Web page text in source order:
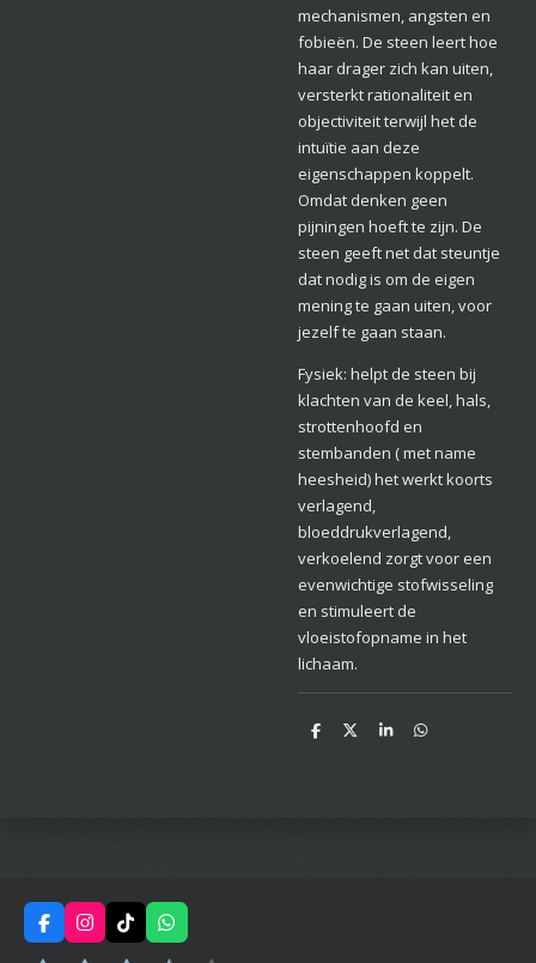
mechanismen, angsten en
fobieën. De steen leert hoe
haar drager zich kan uiten,
versterkt rationaliteit en
objectiviteit terwijl het de
intuïtie aan deze
eigenschappen koppelt.
Omdat denken geen
pijningen hoeft te zijn. De
steen geeft net dat steuntje
dat nodig is om de eigen
mening te gaan uiten, voor
jezelf te gaan staan.
Fysiek: helpt de steen bij
klachten van de keel, hals,
strottenhoofd en
stembanden ( met name
heesheid) het werkt koorts
verlagend,
bloeddrukverlagend,
verkoelend zorgt voor een
evenwichtige stofwisseling
en stimuleert de
vloeistofopname in het
lichaam.
D
D
S
D
F
a
I
n
T
i
W
h